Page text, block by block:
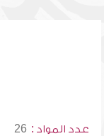
عدد المواد : 26